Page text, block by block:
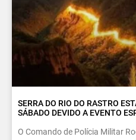
SERRA DO RIO DO RASTRO
SÁBADO DEVIDO A EVENTO
O Comando de Polícia Militar